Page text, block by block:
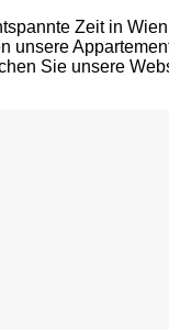
Zeit in
Sie unsere